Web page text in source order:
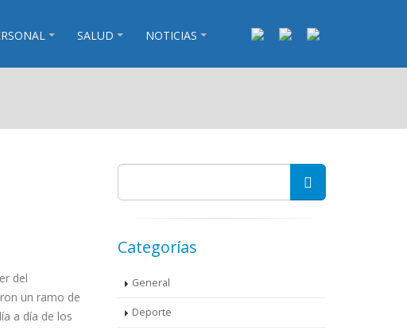
SALUD NOTICIAS
del
un ramo de
a día de los
Categorías
General
Deporte